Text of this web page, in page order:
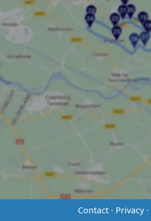
Contact· Privacy·